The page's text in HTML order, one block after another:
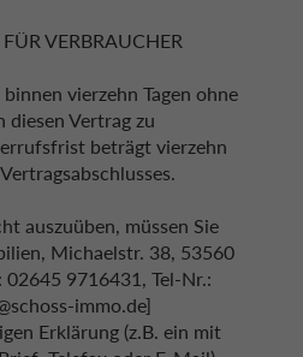
VERBRAUCHER
vierzehn Tagen ohne
diesen Vertrag zu
beträgt vierzehn
auszuüben, müssen Sie
Michaelstr. 38, 53560
9716431, Tel-Nr.:
immo.de]
Erklärung (z.B. ein mit